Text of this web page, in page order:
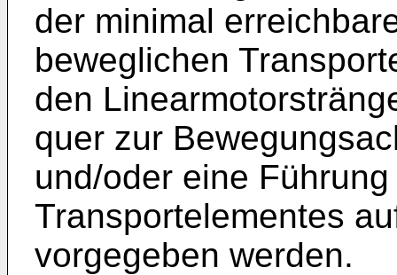
der minimal
beweglichen
den
quer zur
und/oder eine
Transportelementes
vorgegeben werden.